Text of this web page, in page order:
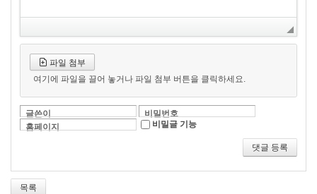
파일 첨부
여기에 파일을 끌어 놓거나 파일 첨부 버튼을 클릭하세요.
글쓴이
비밀번호
홈페이지
비밀글 기능
댓글 등록
목록